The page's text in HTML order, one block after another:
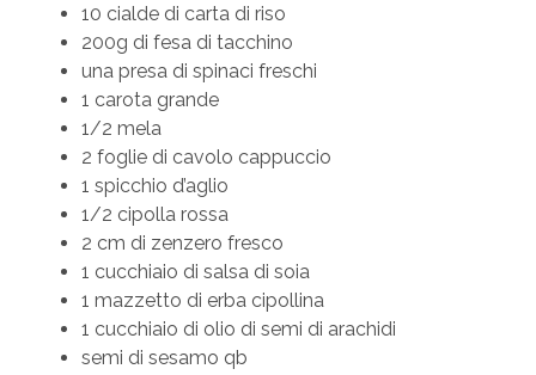
10 cialde di carta di riso
200g di fesa di tacchino
una presa di spinaci freschi
1 carota grande
1/2 mela
2 foglie di cavolo cappuccio
1 spicchio d’aglio
1/2 cipolla rossa
2 cm di zenzero fresco
1 cucchiaio di salsa di soia
1 mazzetto di erba cipollina
1 cucchiaio di olio di semi di arachidi
semi di sesamo qb